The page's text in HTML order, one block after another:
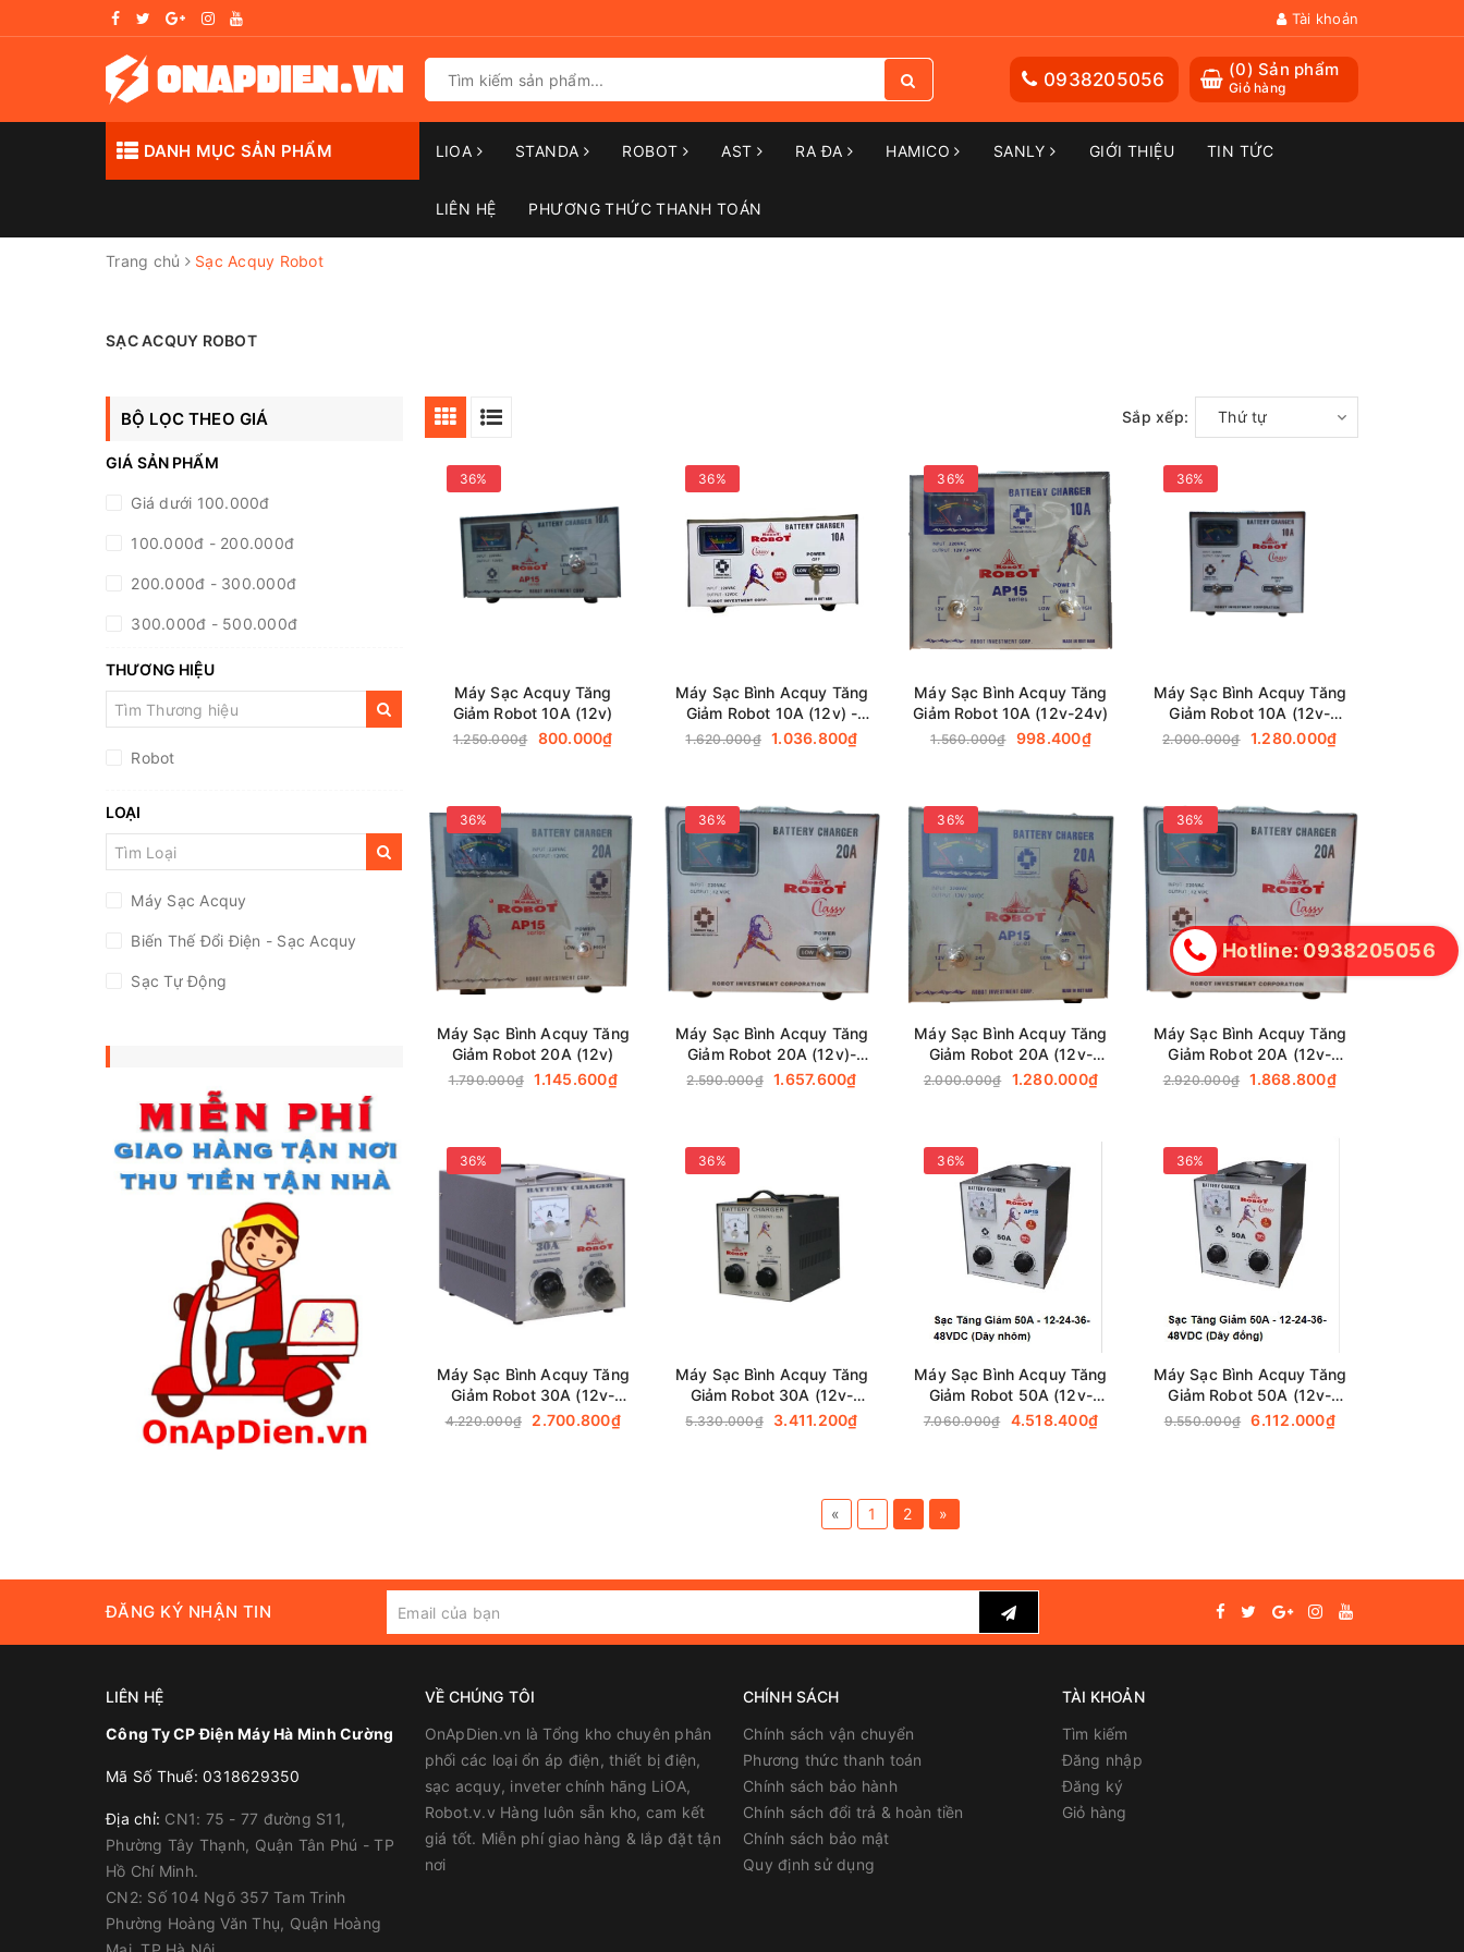
Tài khoản
(0) Sản phẩm
Giỏ hàng
0938205056
DANH MỤC SẢN PHẨM LIOA STANDA ROBOT AST RA ĐA HAMICO SANLY GIỚI THIỆU TIN TỨC
LIÊN HỆ PHƯƠNG THỨC THANH TOÁN
Trang chủ Sạc Acquy Robot
SẠC ACQUY ROBOT
BỘ LỌC THEO GIÁ
GIÁ SẢN PHẨM
Giá dưới 100.000đ
100.000đ - 200.000đ
200.000đ - 300.000đ
300.000đ - 500.000đ
500.000đ - 1.000.000đ
Giá trên 1.000.000đ
THƯƠNG HIỆU
Robot
LOẠI
Máy Sạc Acquy
Biến Thế Đổi Điện - Sạc Acquy
Sạc Tự Động
Sắp xếp: Thứ tự
36%
Máy Sạc Acquy Tăng
Giảm Robot 10A (12v)
1.250.000₫ 800.000₫
36%
Máy Sạc Bình Acquy Tăng
Giảm Robot 10A (12v) -
(Dây đồng)
1.620.000₫ 1.036.800₫
36%
Máy Sạc Bình Acquy Tăng
Giảm Robot 10A (12v-24v)
1.560.000₫ 998.400₫
36%
Máy Sạc Bình Acquy Tăng
Giảm Robot 10A (12v-
24v)-(Dây đồng)
2.000.000₫ 1.280.000₫
36%
Máy Sạc Bình Acquy Tăng
Giảm Robot 20A (12v)
1.790.000₫ 1.145.600₫
36%
Máy Sạc Bình Acquy Tăng
Giảm Robot 20A (12v)-
(Dây đồng)
2.590.000₫ 1.657.600₫
36%
Máy Sạc Bình Acquy Tăng
Giảm Robot 20A (12v-
24v)
2.000.000₫ 1.280.000₫
36%
Máy Sạc Bình Acquy Tăng
Giảm Robot 20A (12v-
24v)-(Dây đồng)
2.920.000₫ 1.868.800₫
36%
Máy Sạc Bình Acquy Tăng
Giảm Robot 30A (12v-
24v-36v)
4.220.000₫ 2.700.800₫
36%
Máy Sạc Bình Acquy Tăng
Giảm Robot 30A (12v-
24v-36v)-(Dây đồng)
5.330.000₫ 3.411.200₫
36%
Máy Sạc Bình Acquy Tăng
Giảm Robot 50A (12v-
24v-36v-48v)
7.060.000₫ 4.518.400₫
36%
Máy Sạc Bình Acquy Tăng
Giảm Robot 50A (12v-
24v-36v-48v)-(Dây đồng)
9.550.000₫ 6.112.000₫
« 1 2 »
ĐĂNG KÝ NHẬN TIN
LIÊN HỆ
Công Ty CP Điện Máy Hà Minh Cường
Mã Số Thuế: 0318629350
Địa chỉ: CN1: 75 - 77 đường S11,
Phường Tây Thạnh, Quận Tân Phú - TP
Hồ Chí Minh.
CN2: Số 104 Ngõ 357 Tam Trinh
Phường Hoàng Văn Thụ, Quận Hoàng
VỀ CHÚNG TÔI
OnApDien.vn là Tổng kho chuyên phân
phối các loại ổn áp điện, thiết bị điện,
sạc acquy, inveter chính hãng LiOA,
Robot.v.v Hàng luôn sẵn kho, cam kết
giá tốt. Miễn phí giao hàng & lắp đặt tận
nơi
CHÍNH SÁCH
Chính sách vận chuyển
Phương thức thanh toán
Chính sách bảo hành
Chính sách đổi trả & hoàn tiền
Chính sách bảo mật
Quy định sử dụng
TÀI KHOẢN
Tìm kiếm
Đăng nhập
Đăng ký
Giỏ hàng
Hotline: 0938205056